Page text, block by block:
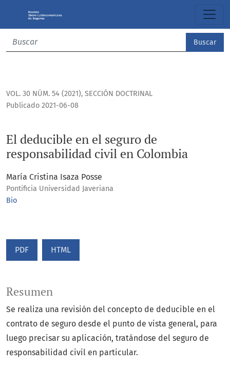
Buscar
VOL. 30 NÚM. 54 (2021), SECCIÓN DOCTRINAL
El deducible en el seguro de
responsabilidad civil en Colombia
Publicado 2021-06-08
María Cristina Isaza Posse
Pontificia Universidad Javeriana
Bio
PDF HTML
Resumen
Se realiza una revisión del concepto de deducible en el
contrato de seguro desde el punto de vista general, para
luego precisar su aplicación, tratándose del seguro de
responsabilidad civil en particular.